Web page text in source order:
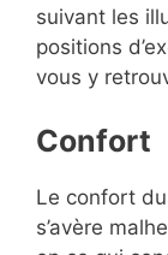
suivant les
positions
vous y
Confort
Le confort
s’avère